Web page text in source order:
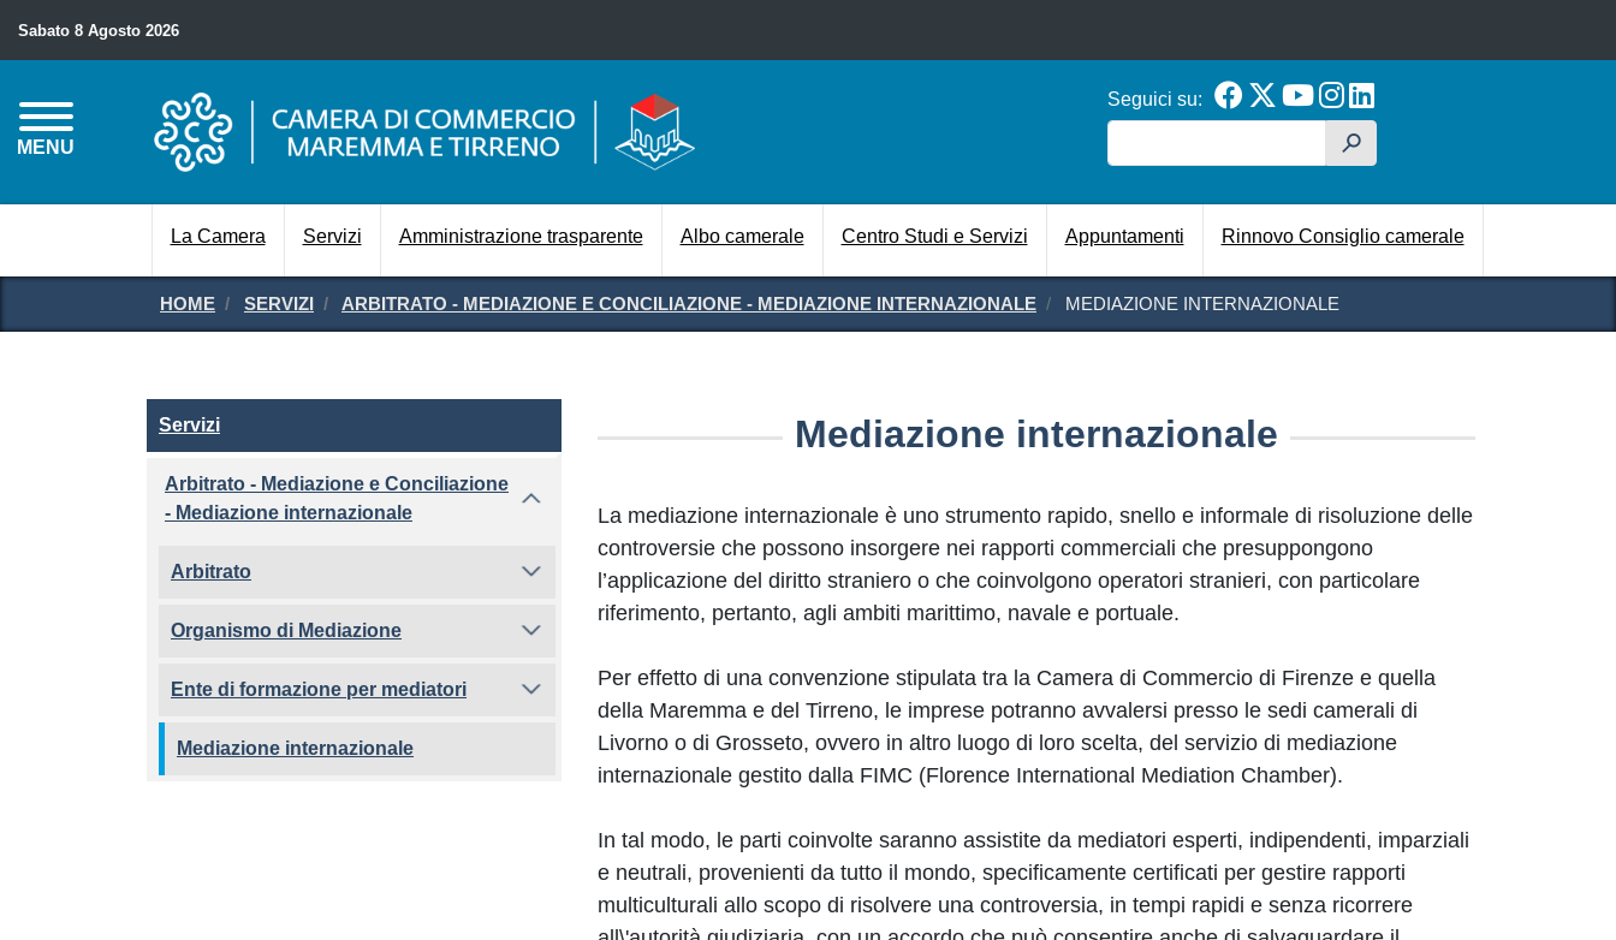
Sabato 8 Agosto 2026
MENU
Seguici su:
h
Navigazione principale
La Camera Servizi Amministrazione trasparente Albo camerale Centro Studi e Servizi Appuntamenti Rinnovo Consiglio camerale
HOME SERVIZI ARBITRATO - MEDIAZIONE E CONCILIAZIONE - MEDIAZIONE INTERNAZIONALE MEDIAZIONE INTERNAZIONALE
Mediazione internazionale
La mediazione internazionale è uno strumento rapido, snello e informale di risoluzione delle
controversie che possono insorgere nei rapporti commerciali che presuppongono
l’applicazione del diritto straniero o che coinvolgono operatori stranieri, con particolare
riferimento, pertanto, agli ambiti marittimo, navale e portuale.
Per effetto di una convenzione stipulata tra la Camera di Commercio di Firenze e quella
della Maremma e del Tirreno, le imprese potranno avvalersi presso le sedi camerali di
Livorno o di Grosseto, ovvero in altro luogo di loro scelta, del servizio di mediazione
internazionale gestito dalla FIMC (Florence International Mediation Chamber).
In tal modo, le parti coinvolte saranno assistite da mediatori esperti, indipendenti, imparziali
e neutrali, provenienti da tutto il mondo, specificamente certificati per gestire rapporti
multiculturali allo scopo di risolvere una controversia, in tempi rapidi e senza ricorrere
Servizi
Servizi
Arbitrato - Mediazione e Conciliazione
- Mediazione internazionale
Arbitrato
Organismo di Mediazione
Ente di formazione per mediatori
Mediazione internazionale